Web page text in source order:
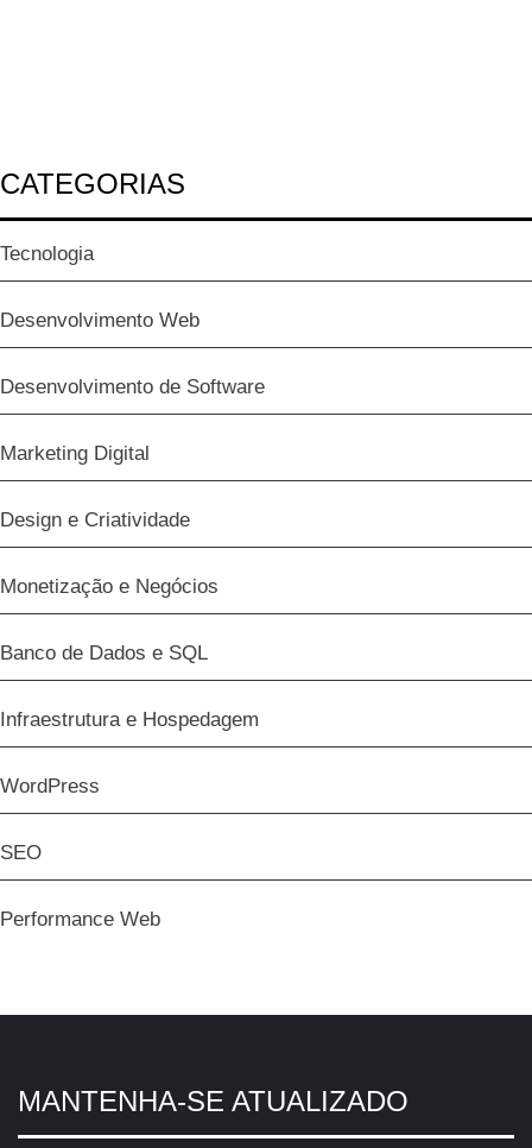
CATEGORIAS
Tecnologia
Desenvolvimento Web
Desenvolvimento de Software
Marketing Digital
Design e Criatividade
Monetização e Negócios
Banco de Dados e SQL
Infraestrutura e Hospedagem
WordPress
SEO
Performance Web
MANTENHA-SE ATUALIZADO